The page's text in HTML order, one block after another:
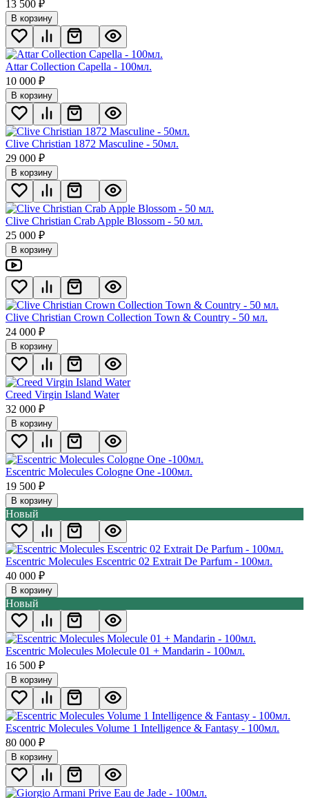
13 500 ₽
В корзину
Attar Collection Capella - 100мл.
10 000 ₽
В корзину
Clive Christian 1872 Masculine - 50мл.
29 000 ₽
В корзину
Clive Christian Crab Apple Blossom - 50 мл.
25 000 ₽
В корзину
Clive Christian Crown Collection Town & Country - 50 мл.
24 000 ₽
В корзину
Creed Virgin Island Water
32 000 ₽
В корзину
Escentric Molecules Cologne One -100мл.
19 500 ₽
В корзину
Новый
Escentric Molecules Escentric 02 Extrait De Parfum - 100мл.
40 000 ₽
В корзину
Новый
Escentric Molecules Molecule 01 + Mandarin - 100мл.
16 500 ₽
В корзину
Escentric Molecules Volume 1 Intelligence & Fantasy - 100мл.
80 000 ₽
В корзину